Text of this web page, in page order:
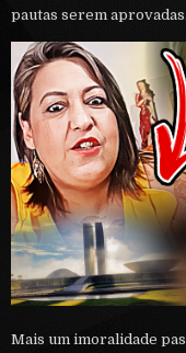
pautas serem aprovadas.
Mais um imoralidade